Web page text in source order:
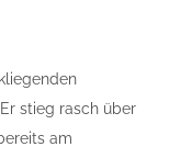
stieg rasch über
am